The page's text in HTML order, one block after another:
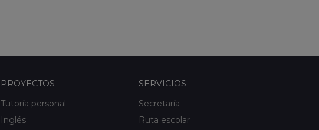
PROYECTOS
Tutoría personal
Inglés
SERVICIOS
Secretaría
Ruta escolar